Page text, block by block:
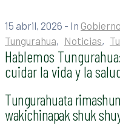
15 abril, 2026 - In
Tungurahua‚ Noticias‚
Hablemos
cuidar la vida y la
Tungurahuata
wakichinapak shuk